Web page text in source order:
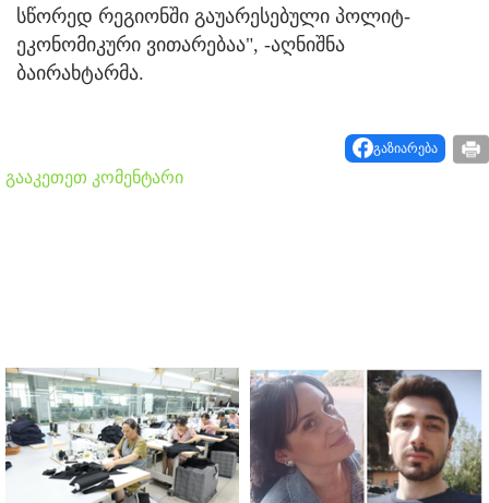
სწორედ რეგიონში გაუარესებული პოლიტ-
ეკონომიკური ვითარებაა", -აღნიშნა
ბაირახტარმა.
გაზიარება
გააკეთეთ კომენტარი